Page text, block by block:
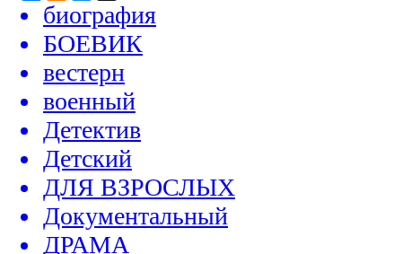
биография
БОЕВИК
вестерн
военный
Детектив
Детский
ДЛЯ ВЗРОСЛЫХ
Документальный
ДРАМА